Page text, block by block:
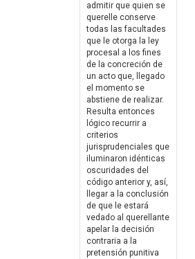
admitir que quien se
querelle conserve
todas las facultades
que le otorga la ley
procesal a los fines
de la concreción de
un acto que, llegado
el momento se
abstiene de realizar.
Resulta entonces
lógico recurrir a
criterios
jurisprudenciales que
iluminaron idénticas
oscuridades del
código anterior y, así,
llegar a la conclusión
de que le estará
vedado al querellante
apelar la decisión
contraria a la
pretensión punitiva